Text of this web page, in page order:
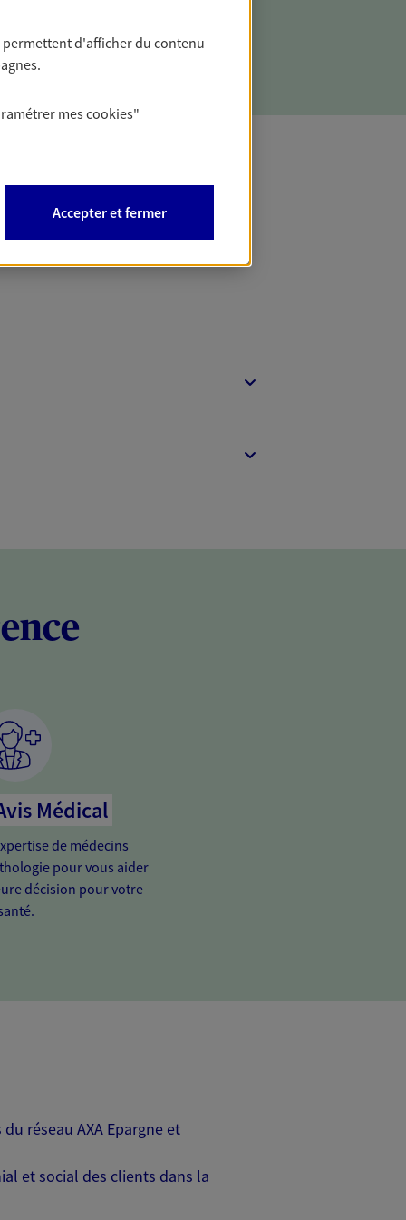
Protection
Médical
de médecins
pour vous aider
décision pour votre
réseau AXA Epargne et
et social des clients dans la
d'afficher du contenu
mescookies"
Accepter et fermer